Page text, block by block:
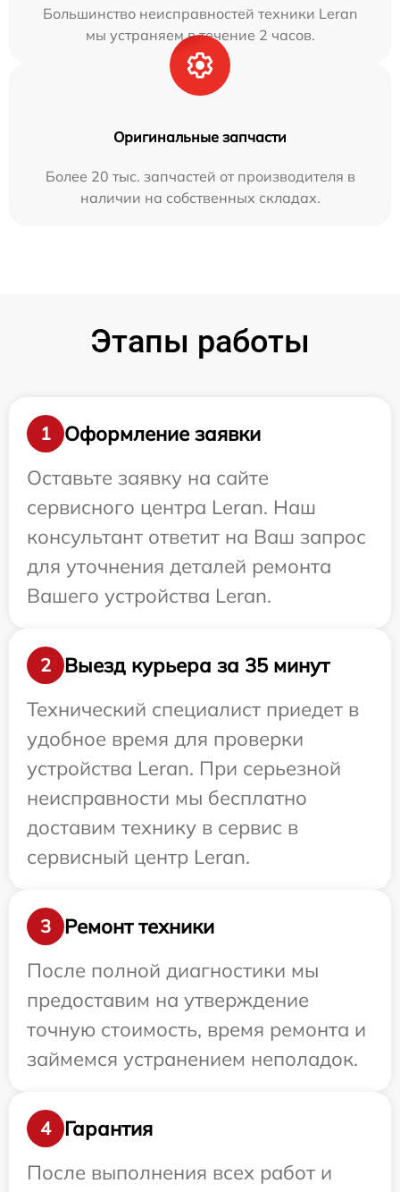
Большинство неисправностей техники Leran
мы устраняем в течение 2 часов.
Оригинальные запчасти
Более 20 тыс. запчастей от производителя в
наличии на собственных складах.
Этапы работы
1
Оформление заявки
Оставьте заявку на сайте
сервисного центра Leran. Наш
консультант ответит на Ваш запрос
для уточнения деталей ремонта
Вашего устройства Leran.
2
Выезд курьера за 35 минут
Технический специалист приедет в
удобное время для проверки
устройства Leran. При серьезной
неисправности мы бесплатно
доставим технику в сервис в
сервисный центр Leran.
3
Ремонт техники
После полной диагностики мы
предоставим на утверждение
точную стоимость, время ремонта и
займемся устранением неполадок.
4
Гарантия
После выполнения всех работ и